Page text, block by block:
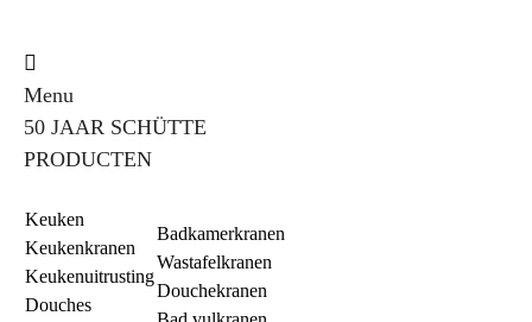
Menu
50 JAAR SCHÜTTE
PRODUCTEN
Keuken
Keukenkranen
Keukenuitrusting
Douches
Badkamerkranen
Wastafelkranen
Douchekranen